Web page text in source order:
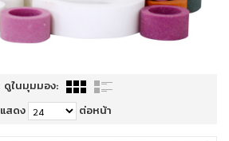
ดูในมุมมอง:
แสดง
ต่อหน้า